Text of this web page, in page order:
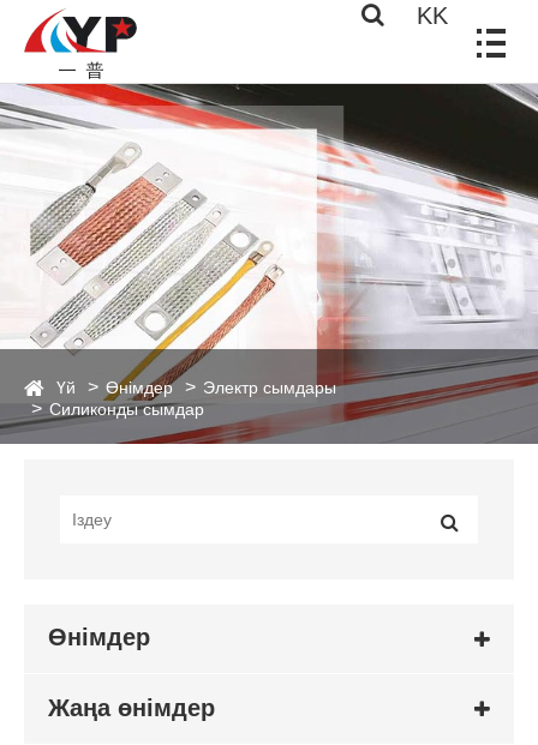
KK
Үй Өнімдер
Электр сымдары
Силиконды сымдар
Өнімдер
Жаңа өнімдер